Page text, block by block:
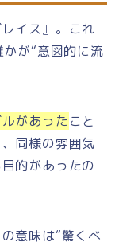
イス』。これ
が“意図的に流
があったこと
同様の雰囲気
的があったの
意味は“驚くべ